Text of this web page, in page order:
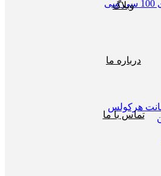
وبلاگ
درباره ما
تماس با ما